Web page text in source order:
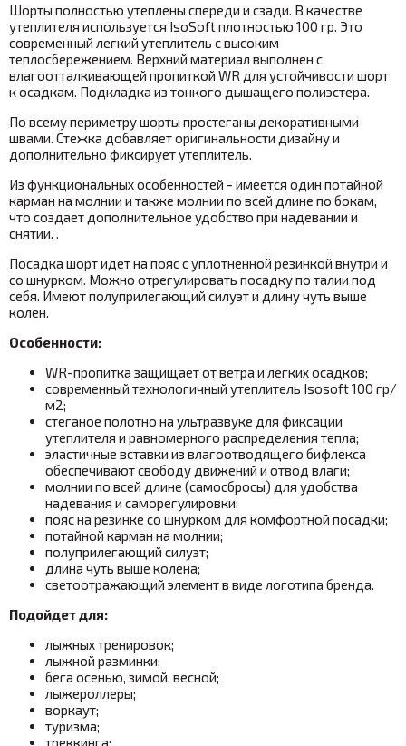
Шорты полностью утеплены спереди и сзади. В качестве
утеплителя используется IsoSoft плотностью 100 гр. Это
современный легкий утеплитель с высоким
теплосбережением. Верхний материал выполнен с
влагоотталкивающей пропиткой WR для устойчивости шорт
к осадкам. Подкладка из тонкого дышащего полиэстера.
По всему периметру шорты простеганы декоративными
швами. Стежка добавляет оригинальности дизайну и
дополнительно фиксирует утеплитель.
Из функциональных особенностей - имеется один потайной
карман на молнии и также молнии по всей длине по бокам,
что создает дополнительное удобство при надевании и
снятии. .
Посадка шорт идет на пояс с уплотненной резинкой внутри и
со шнурком. Можно отрегулировать посадку по талии под
себя. Имеют полуприлегающий силуэт и длину чуть выше
колен.
Особенности:
WR-пропитка защищает от ветра и легких осадков;
современный технологичный утеплитель Isosoft 100 гр/
м2;
стеганое полотно на ультразвуке для фиксации
утеплителя и равномерного распределения тепла;
эластичные вставки из влагоотводящего бифлекса
обеспечивают свободу движений и отвод влаги;
молнии по всей длине (самосбросы) для удобства
надевания и саморегулировки;
пояс на резинке со шнурком для комфортной посадки;
потайной карман на молнии;
полуприлегающий силуэт;
длина чуть выше колена;
светоотражающий элемент в виде логотипа бренда.
Подойдет для:
лыжных тренировок;
лыжной разминки;
бега осенью, зимой, весной;
лыжероллеры;
воркаут;
туризма;
треккинга;